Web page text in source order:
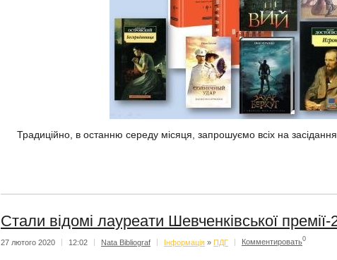
Традиційно, в останню середу місяця, запрошуємо всіх на засідання
Стали відомі лауреати Шевченківської премії-
27 лютого 2020 12:02 Nata Bibliograf Iнформацiя » ПДГ Комментировать0